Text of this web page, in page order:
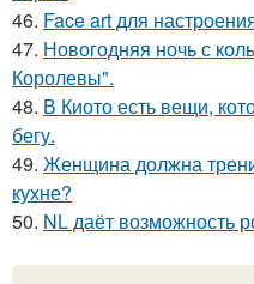
46. Face art для
47. Новогодняя ночь с
Королевы".
48. В Киото есть вещи,
бегу.
49. Женщина должна
кухне?
50. NL даёт возможность